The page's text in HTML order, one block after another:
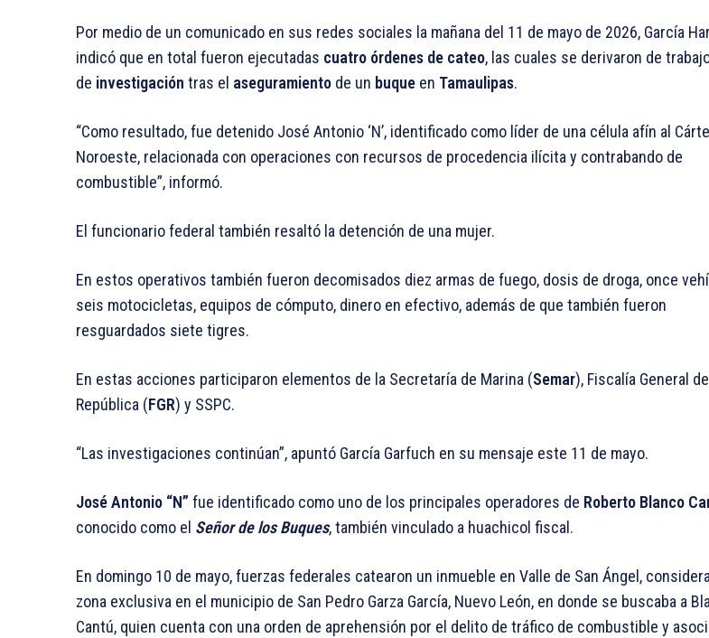
Por medio de un comunicado en sus redes sociales la mañana del 11 de mayo de 2026, García
indicó que en total fueron ejecutadas cuatro órdenes de cateo, las cuales se derivaron de
de investigación tras el aseguramiento de un buque en Tamaulipas.
“Como resultado, fue detenido José Antonio ‘N’, identificado como líder de una célula afín al
Noroeste, relacionada con operaciones con recursos de procedencia ilícita y contrabando de
combustible”, informó.
El funcionario federal también resaltó la detención de una mujer.
En estos operativos también fueron decomisados diez armas de fuego, dosis de droga, once
seis motocicletas, equipos de cómputo, dinero en efectivo, además de que también fueron
resguardados siete tigres.
En estas acciones participaron elementos de la Secretaría de Marina (Semar), Fiscalía General
República (FGR) y SSPC.
“Las investigaciones continúan”, apuntó García Garfuch en su mensaje este 11 de mayo.
José Antonio “N” fue identificado como uno de los principales operadores de Roberto Blanco
conocido como el Señor de los Buques, también vinculado a huachicol fiscal.
En domingo 10 de mayo, fuerzas federales catearon un inmueble en Valle de San Ángel,
zona exclusiva en el municipio de San Pedro Garza García, Nuevo León, en donde se buscaba a
Cantú, quien cuenta con una orden de aprehensión por el delito de tráfico de combustible y